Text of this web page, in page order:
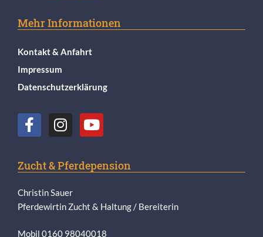
Mehr Informationen
Kontakt & Anfahrt
Impressum
Datenschutzerklärung
Zucht & Pferdepension
Christin Sauer
Pferdewirtin Zucht & Haltung / Bereiterin
Mobil 0160 98040018